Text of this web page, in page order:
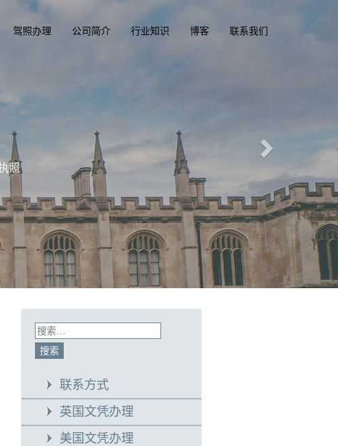
驾照办理 公司简介 行业知识 博客 联系我们
精英国
一
办理澳洲, 英国, 加拿大, 美
专业定制澳洲、英
联系方式
英国文凭办理
美国文凭办理